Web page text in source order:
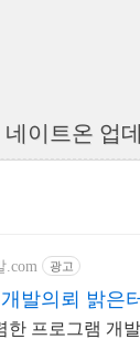
네이트온 업
.com 광고
발의뢰 밝은
한 프로그램 개